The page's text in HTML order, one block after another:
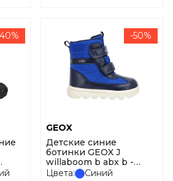
-50%
GEOX
Детские синие
ботинки GEOX J
willaboom b abx b -
nylon+ge размер 31
Цвета:
Синий